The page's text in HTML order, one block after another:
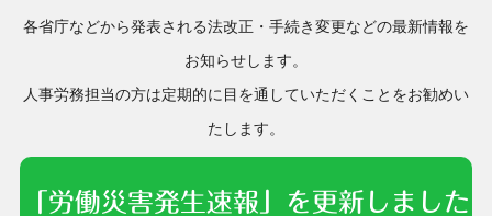
各省庁などから発表される法改正・手続き変更などの最新情報を
お知らせします。
人事労務担当の方は定期的に目を通していただくことをお勧めい
たします。
「労働災害発生速報」を更新しました